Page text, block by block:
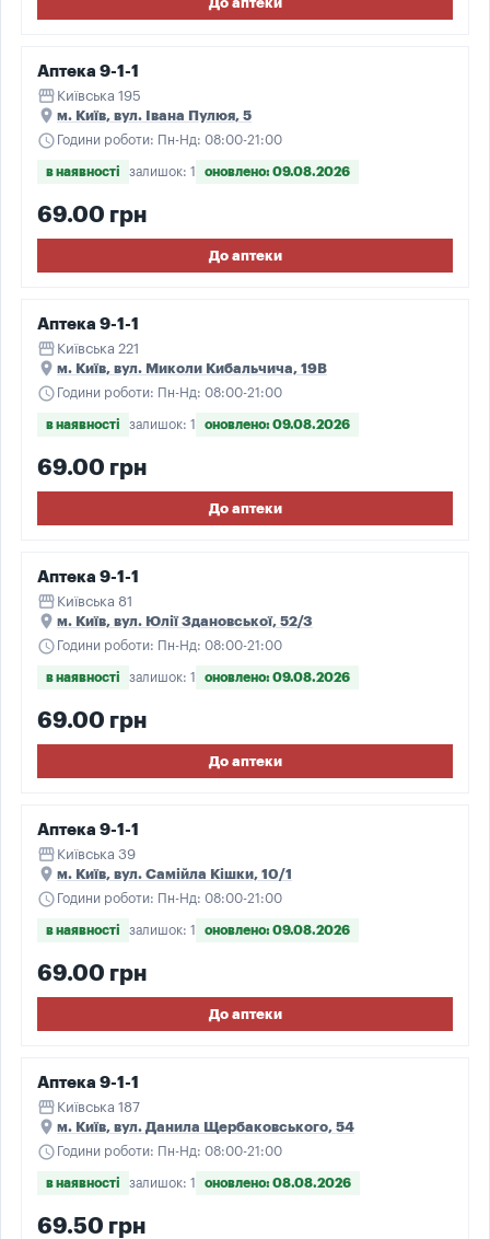
Аптека 9-1-1
storefront Київська 195
place м. Київ, вул. Івана Пулюя, 5
schedule Години роботи: Пн-Нд: 08:00-21:00
в наявності залишок: 1 оновлено: 09.08.2026
69.00 грн
До аптеки
Аптека 9-1-1
storefront Київська 221
place м. Київ, вул. Миколи Кибальчича, 19В
schedule Години роботи: Пн-Нд: 08:00-21:00
в наявності залишок: 1 оновлено: 09.08.2026
69.00 грн
До аптеки
Аптека 9-1-1
storefront Київська 81
place м. Київ, вул. Юлії Здановської, 52/3
schedule Години роботи: Пн-Нд: 08:00-21:00
в наявності залишок: 1 оновлено: 09.08.2026
69.00 грн
До аптеки
Аптека 9-1-1
storefront Київська 39
place м. Київ, вул. Самійла Кішки, 10/1
schedule Години роботи: Пн-Нд: 08:00-21:00
в наявності залишок: 1 оновлено: 09.08.2026
69.00 грн
До аптеки
Аптека 9-1-1
storefront Київська 187
place м. Київ, вул. Данила Щербаковського, 54
schedule Години роботи: Пн-Нд: 08:00-21:00
в наявності залишок: 1 оновлено: 08.08.2026
69.50 грн